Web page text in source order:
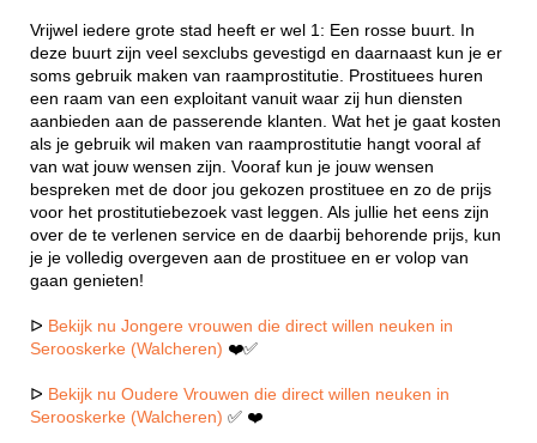
Vrijwel iedere grote stad heeft er wel 1: Een rosse buurt. In
deze buurt zijn veel sexclubs gevestigd en daarnaast kun je er
soms gebruik maken van raamprostitutie. Prostituees huren
een raam van een exploitant vanuit waar zij hun diensten
aanbieden aan de passerende klanten. Wat het je gaat kosten
als je gebruik wil maken van raamprostitutie hangt vooral af
van wat jouw wensen zijn. Vooraf kun je jouw wensen
bespreken met de door jou gekozen prostituee en zo de prijs
voor het prostitutiebezoek vast leggen. Als jullie het eens zijn
over de te verlenen service en de daarbij behorende prijs, kun
je je volledig overgeven aan de prostituee en er volop van
gaan genieten!
ᐅ Bekijk nu Jongere vrouwen die direct willen neuken in
Serooskerke (Walcheren) ❤️✅
ᐅ Bekijk nu Oudere Vrouwen die direct willen neuken in
Serooskerke (Walcheren) ✅ ❤️